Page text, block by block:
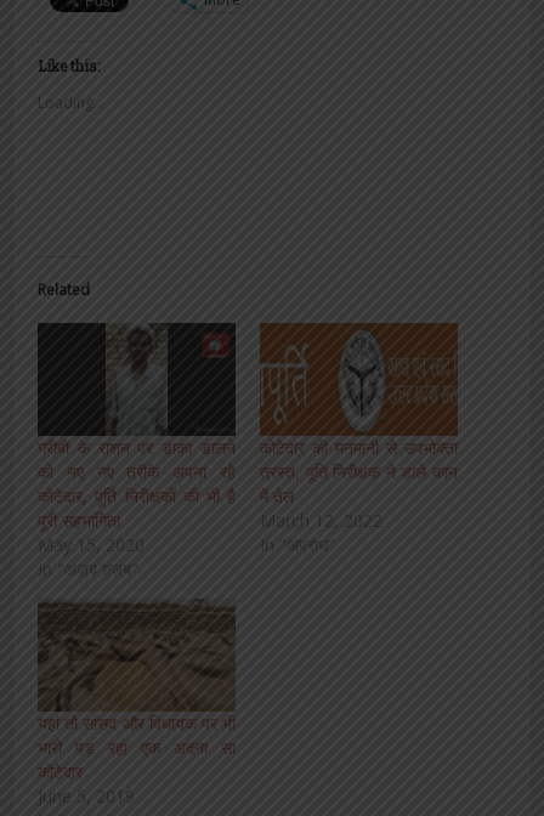
Like this:
Loading...
Related
गरीबों के राशन पर डाका डालने
को नए नए तरीके अपना रहे
कोटेदार, पूर्ति निरीक्षकों की भी है
पूरी सहभागिता
May 15, 2020
In "अज़ब ग़ज़ब"
कोटेदार की मनमानी से उपभोक्ता
त्रस्त, पूति निरीक्षक ने डाले कान
में तेल
March 12, 2022
In "अपराध"
यहां तो सांसद और विधायक पर भी
भारी पड़ रहा एक अदना सा
कोटेदार
June 5, 2019